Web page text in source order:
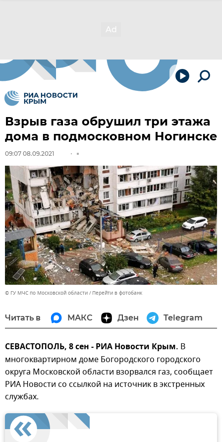
Взрыв газа обрушил три этажа
дома в подмосковном Ногинске
09:07 08.09.2021
© ГУ МЧС по Московской области Перейти в фотобанк
Читать в МАКС Дзен Telegram
СЕВАСТОПОЛЬ, 8 сен - РИА Новости Крым. В
многоквартирном доме Богородского городского
округа Московской области взорвался газ, сообщает
РИА Новости со ссылкой на источник в экстренных
службах.